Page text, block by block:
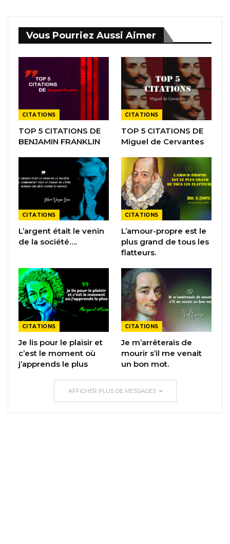
Vous Pourriez Aussi Aimer
CITATIONS
TOP 5 CITATIONS DE
BENJAMIN FRANKLIN
CITATIONS
TOP 5 CITATIONS DE
Miguel de Cervantes
CITATIONS
L’argent était le venin
de la société….
CITATIONS
L’amour-propre est le
plus grand de tous les
flatteurs.
CITATIONS
Je lis pour le plaisir et
c’est le moment où
j’apprends le plus
CITATIONS
Je m’arrêterais de
mourir s’il me venait
un bon mot.
AFFICHER PLUS DE MESSAGES